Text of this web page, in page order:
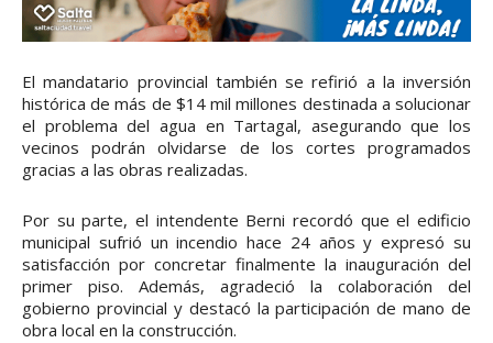
El mandatario provincial también se refirió a la inversión
histórica de más de $14 mil millones destinada a solucionar
el problema del agua en Tartagal, asegurando que los
vecinos podrán olvidarse de los cortes programados
gracias a las obras realizadas.
Por su parte, el intendente Berni recordó que el edificio
municipal sufrió un incendio hace 24 años y expresó su
satisfacción por concretar finalmente la inauguración del
primer piso. Además, agradeció la colaboración del
gobierno provincial y destacó la participación de mano de
obra local en la construcción.